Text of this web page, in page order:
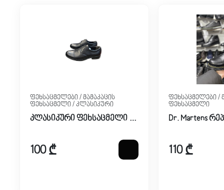
ფეხსაცმელები / მამაკაცის
ფეხსაცმელი / კლასიკური
კლასიკური ფეხსაცმელი გამოყოფილი ქუსლით
100 ₾
ფეხსაცმელები /
ფეხსაცმელი
110 ₾